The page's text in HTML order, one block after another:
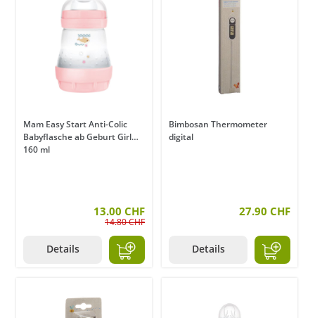
Mam Easy Start Anti-Colic
Babyflasche ab Geburt Girl
160 ml
13.00 CHF
14.80 CHF
Details
Bimbosan Thermometer
digital
27.90 CHF
Details